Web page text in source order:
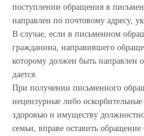
поступлении обращения в
направлен по почтовому адресу,
В случае, если в письменном
гражданина, направившего
которому должен быть направлен
дается.
При получении письменного
нецензурные либо
здоровью и имуществу
семьи, вправе оставить обращение